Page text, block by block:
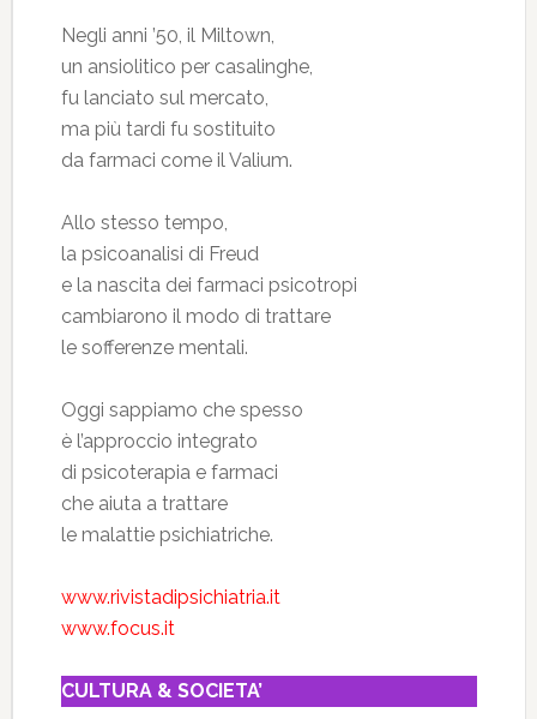
Negli anni ’50, il Miltown,
un ansiolitico per casalinghe,
fu lanciato sul mercato,
ma più tardi fu sostituito
da farmaci come il Valium.
Allo stesso tempo,
la psicoanalisi di Freud
e la nascita dei farmaci psicotropi
cambiarono il modo di trattare
le sofferenze mentali.
Oggi sappiamo che spesso
è l’approccio integrato
di psicoterapia e farmaci
che aiuta a trattare
le malattie psichiatriche.
www.rivistadipsichiatria.it
www.focus.it
CULTURA & SOCIETA’